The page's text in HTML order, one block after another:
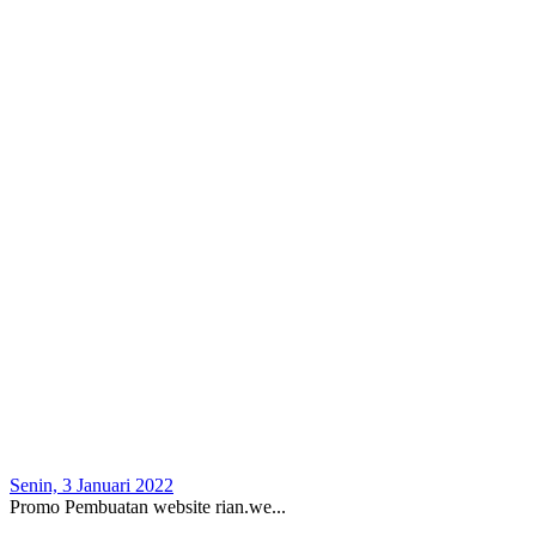
Senin, 3 Januari 2022
Promo Pembuatan website rian.we...